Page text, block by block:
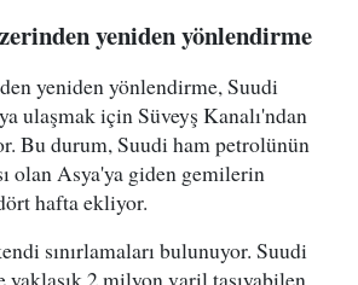
yeniden yönlendirme
yeniden yönlendirme, Suudi
ulaşmak için Süveyş Kanalı'ndan
Bu durum, Suudi ham petrolünün
olan Asya'ya giden gemilerin
hafta ekliyor.
sınırlamaları bulunuyor. Suudi
yaklaşık 2 milyon varil taşıyabilen